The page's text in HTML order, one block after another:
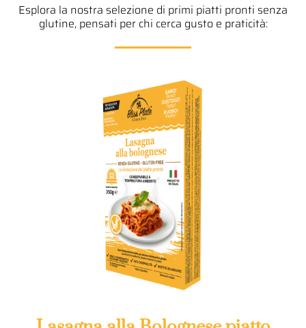
Esplora la nostra selezione di primi piatti pronti senza
glutine, pensati per chi cerca gusto e praticità: